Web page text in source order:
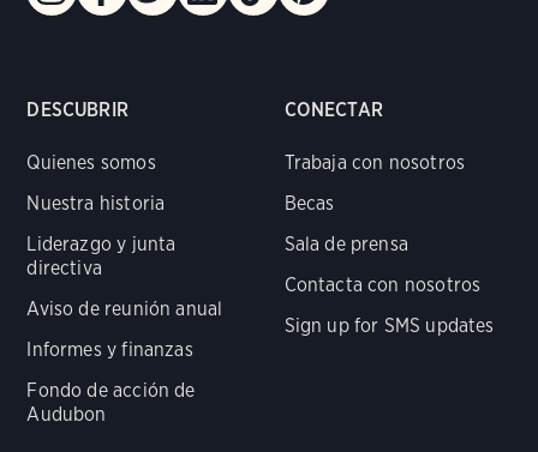
DESCUBRIR
Quienes somos
Nuestra historia
Liderazgo y junta
directiva
Aviso de reunión anual
Informes y finanzas
Fondo de acción de
Audubon
CONECTAR
Trabaja con nosotros
Becas
Sala de prensa
Contacta con nosotros
Sign up for SMS updates